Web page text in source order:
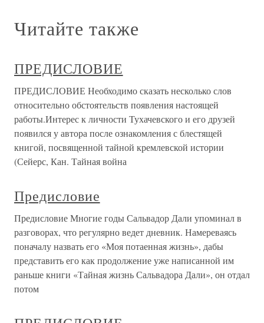
Читайте также
ПРЕДИСЛОВИЕ
ПРЕДИСЛОВИЕ Необходимо сказать несколько слов
относительно обстоятельств появления настоящей
работы.Интерес к личности Тухачевского и его друзей
появился у автора после ознакомления с блестящей
книгой, посвященной тайной кремлевской истории
(Сейерс, Кан. Тайная война
Предисловие
Предисловие Многие годы Сальвадор Дали упоминал в
разговорах, что регулярно ведет дневник. Намереваясь
поначалу назвать его «Моя потаенная жизнь», дабы
представить его как продолжение уже написанной им
раньше книги «Тайная жизнь Сальвадора Дали», он отдал
потом